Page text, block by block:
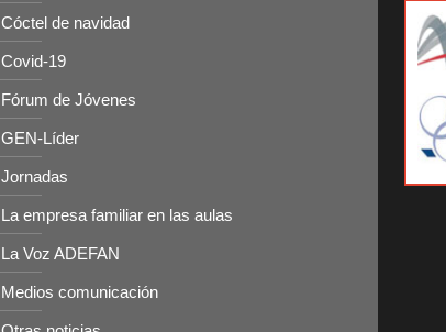
Cóctel de navidad
Covid-19
Fórum de Jóvenes
GEN-Líder
Jornadas
La empresa familiar en las aulas
La Voz ADEFAN
Medios comunicación